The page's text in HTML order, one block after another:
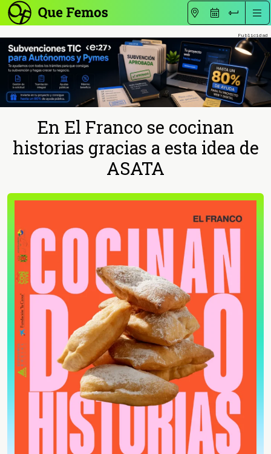
En El Franco se cocinan
historias gracias a esta idea de
ASATA